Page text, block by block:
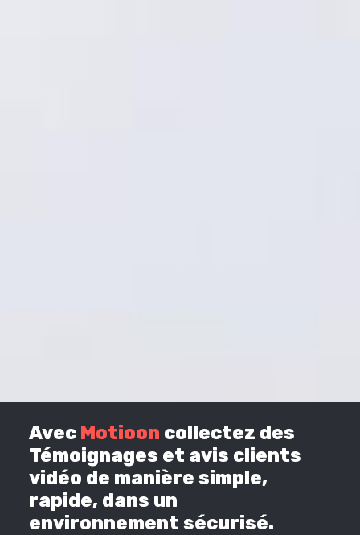
Avec Motioon collectez des
Témoignages et avis clients
vidéo de manière simple,
rapide, dans un
environnement sécurisé.